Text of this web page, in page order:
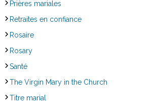
Prières mariales
Retraites en confiance
Rosaire
Rosary
Santé
The Virgin Mary in the Church
Titre marial